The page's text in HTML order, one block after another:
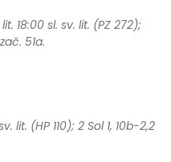
18:00 sl. sv. lit. (PZ 272);
51a.
lit. (HP 110); 2 Sol 1, 10b-2,2